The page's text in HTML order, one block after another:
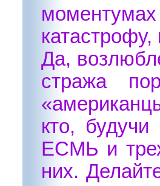
моментумах
Да,
стража
кто,
ЕСМЬ и
них.